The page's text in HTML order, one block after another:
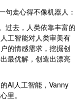
句走心得不像机器人：
过去，人类依靠丰富的
工智能对人类审美有
的情感需求，挖掘创
最优解，创造出漂亮
AI人工智能，Vanny
里。